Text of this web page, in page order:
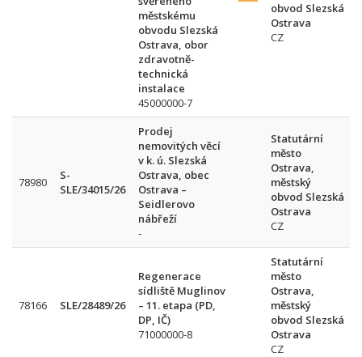
městskému
obvodu Slezská
Ostrava, obor
zdravotně-
technická
instalace
45000000-7
obvod Slezská
Ostrava
CZ
78980
S-
SLE/34015/26
Prodej
nemovitých věcí
v k. ú. Slezská
Ostrava, obec
Ostrava –
Seidlerovo
nábřeží
-
Statutární
město
Ostrava,
městský
obvod Slezská
Ostrava
CZ
78166 SLE/28489/26
Regenerace
sídliště Muglinov
– 11. etapa (PD,
DP, IČ)
71000000-8
Statutární
město
Ostrava,
městský
obvod Slezská
Ostrava
CZ